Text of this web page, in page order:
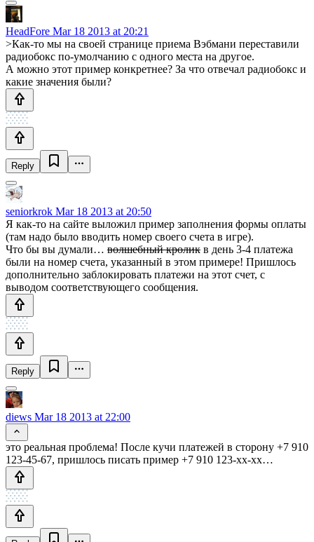
HeadFore Mar 18 2013 at 20:21
>Как-то мы на своей странице приема Вэбмани переставили
радиобокс по-умолчанию с одного места на другое.
А можно этот пример конкретнее? За что отвечал радиобокс и
какие значения были?
Reply
seniorkrok Mar 18 2013 at 20:50
Я как-то на сайте выложил пример заполнения формы оплаты
(там надо было вводить номер своего счета в игре).
Что бы вы думали… волшебный кролик в день 3-4 платежа
были на номер счета, указанный в этом примере! Пришлось
дополнительно заблокировать платежи на этот счет, с
выводом соответствующего сообщения.
Reply
diews Mar 18 2013 at 22:00
это реальная проблема! После кучи платежей в сторону +7 910
123-45-67, пришлось писать пример +7 910 123-xx-xx…